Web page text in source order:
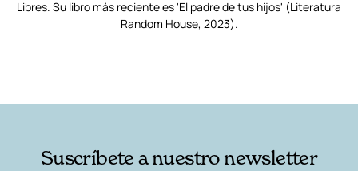
Libres. Su libro más reciente es 'El padre de tus hijos' (Literatura
Random House, 2023).
Suscríbete a nuestro newsletter